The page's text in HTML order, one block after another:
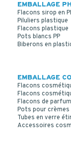
EMBALLAGE
Flacons sirop en
Piluliers plastique
Flacons plastique
Pots blancs PP
Biberons en
EMBALLAGE
Flacons
Flacons
Flacons de
Pots pour crèmes
Tubes en verre
Accessoires